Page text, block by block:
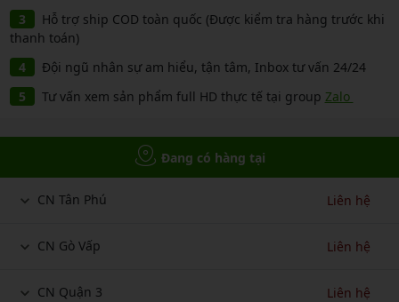
Hỗ trợ ship COD toàn quốc (Được kiểm tra hàng trước khi
thanh toán)
Đội ngũ nhân sự am hiểu, tận tâm, Inbox tư vấn 24/24
Tư vấn xem sản phẩm full HD thực tế tại group Zalo
Đang có hàng tại
CN Tân Phú Liên hệ
CN Gò Vấp Liên hệ
CN Quận 3 Liên hệ